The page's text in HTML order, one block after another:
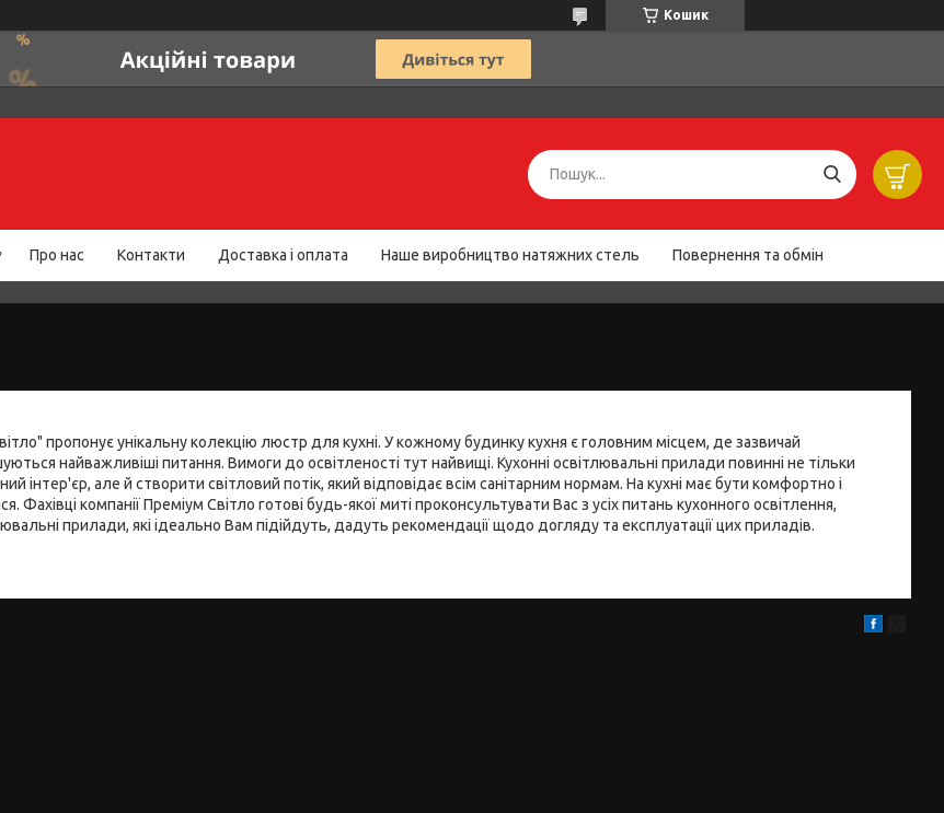
Кошик
Про нас Контакти Доставка і оплата Наше виробництво натяжних стель Повернення та обмін
пропонує унікальну колекцію люстр для кухні. У кожному будинку кухня є головним місцем, де зазвичай
найважливіші питання. Вимоги до освітленості тут найвищі. Кухонні освітлювальні прилади повинні не тільки
інтер'єр, але й створити світловий потік, який відповідає всім санітарним нормам. На кухні має бути комфортно і
Фахівці компанії Преміум Світло готові будь-якої миті проконсультувати Вас з усіх питань кухонного освітлення,
прилади, які ідеально Вам підійдуть, дадуть рекомендації щодо догляду та експлуатації цих приладів.